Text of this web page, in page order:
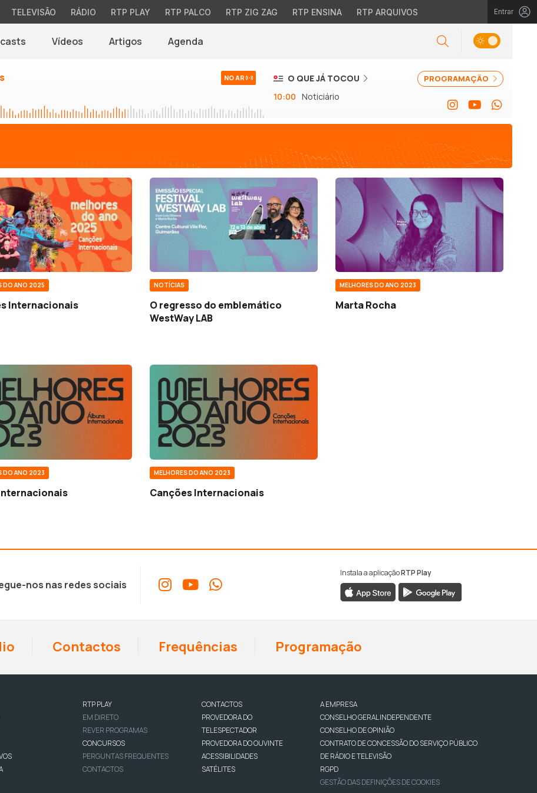
TELEVISÃO RÁDIO RTP PLAY RTP PALCO RTP ZIG ZAG RTP ENSINA RTP ARQUIVOS Entrar
Vídeos Artigos Agenda
NO AR PROGRAMAÇÃO
O QUE JÁ TOCOU
10:00 Noticiário
DO ANO 2025
Internacionais
NOTÍCIAS
O regresso do emblemático
WestWay LAB
MELHORES DO ANO 2023
Marta Rocha
DO ANO 2023 MELHORES DO ANO 2023
Canções Internacionais
nos nas redes sociais
Instala a aplicaçãoRTP Play
Contactos Frequências Programação
RTP PLAY
EM DIRETO
REVER PROGRAMAS
CONCURSOS
PERGUNTAS FREQUENTES
CONTACTOS
CONTACTOS
PROVEDORA DO
TELESPECTADOR
PROVEDORA DO OUVINTE
ACESSIBILIDADES
SATÉLITES
A EMPRESA
CONSELHO GERAL INDEPENDENTE
CONSELHO DE OPINIÃO
CONTRATO DE CONCESSÃO DO SERVIÇO PÚBLICO
DE RÁDIO E TELEVISÃO
RGPD
GESTÃO DAS DEFINIÇÕES DE COOKIES